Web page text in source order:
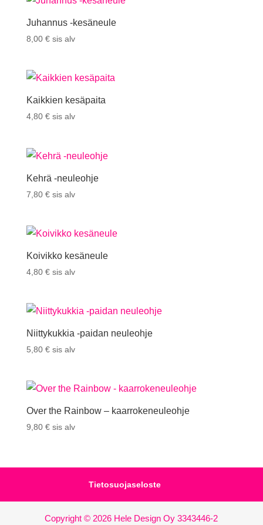
Juhannus -kesäneule
8,00 € sis alv
Kaikkien kesäpaita
4,80 € sis alv
Kehrä -neuleohje
7,80 € sis alv
Koivikko kesäneule
4,80 € sis alv
Niittykukkia -paidan neuleohje
5,80 € sis alv
Over the Rainbow – kaarrokeneuleohje
9,80 € sis alv
Tietosuojaseloste
Copyright © 2026 Hele Design Oy 3343446-2